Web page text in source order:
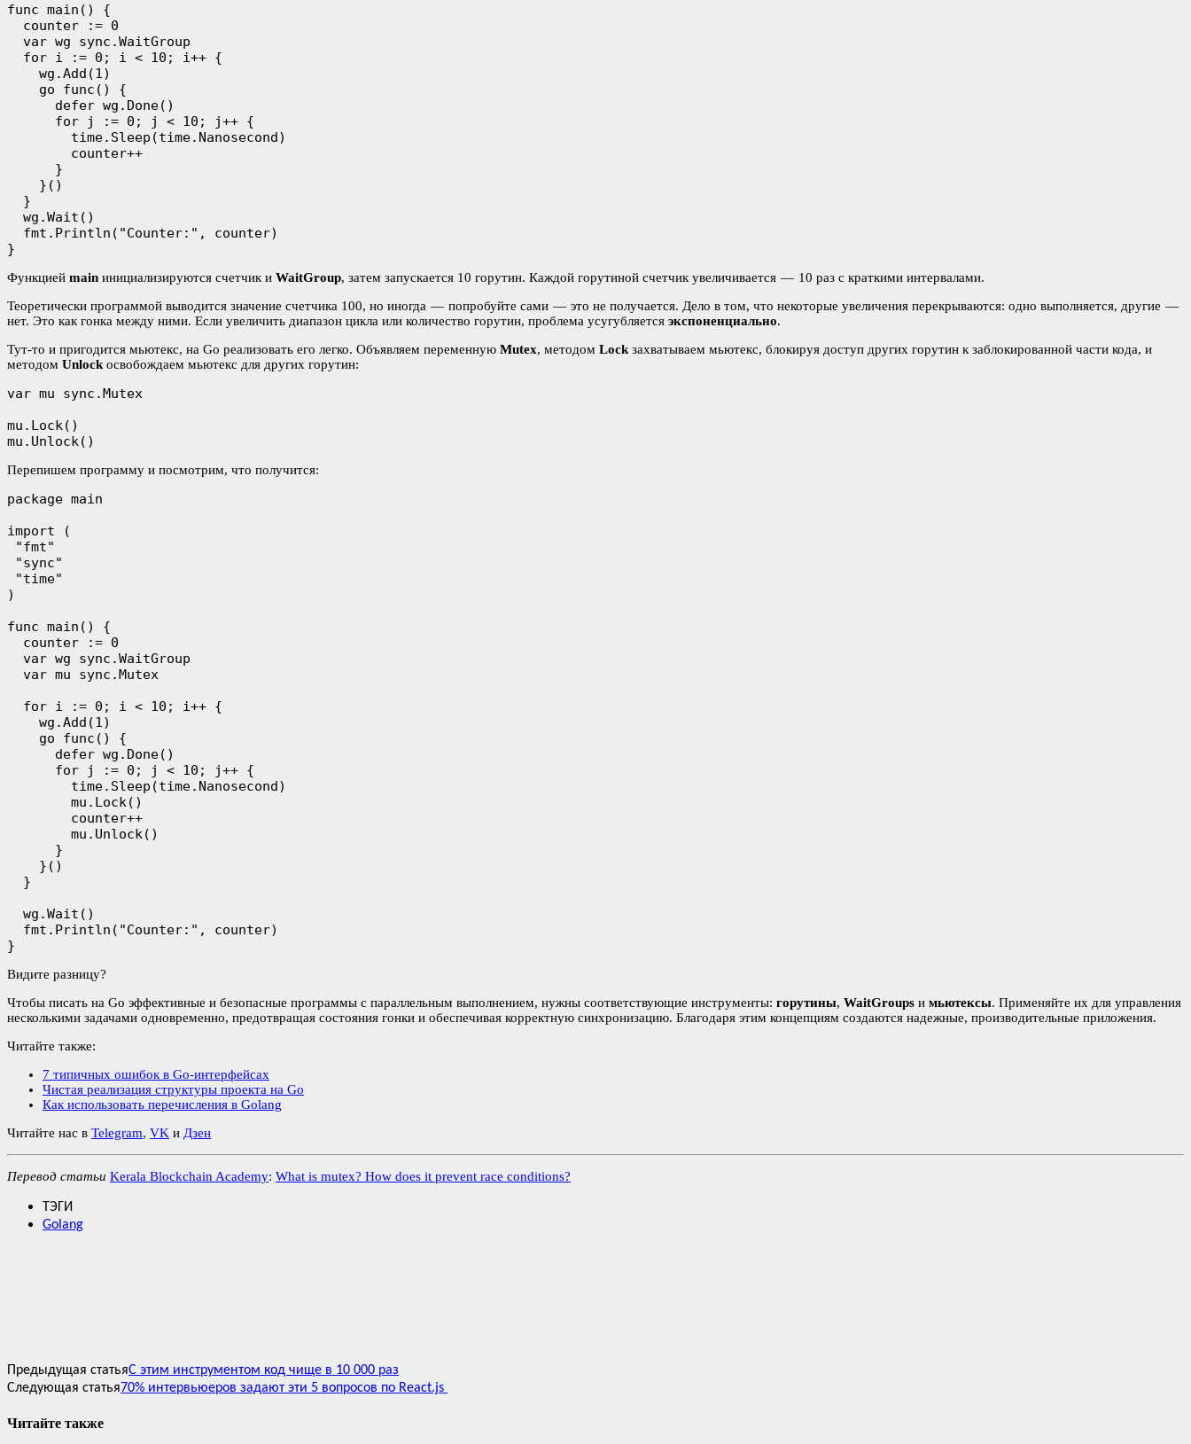
func main() {
  counter := 0
  var wg sync.WaitGroup
  for i := 0; i < 10; i++ {
    wg.Add(1)
    go func() {
      defer wg.Done()
      for j := 0; j < 10; j++ {
        time.Sleep(time.Nanosecond)
        counter++
      }
    }()
  }
  wg.Wait()
  fmt.Println("Counter:", counter)
}
Функцией main инициализируются счетчик и WaitGroup, затем запускается 10 горутин. Каждой горутиной счетчик увеличивается — 10 раз с краткими интервалами.
Теоретически программой выводится значение счетчика 100, но иногда — попробуйте сами — это не получается. Дело в том, что некоторые увеличения перекрываются: одно выполняется, другие —
нет. Это как гонка между ними. Если увеличить диапазон цикла или количество горутин, проблема усугубляется экспоненциально.
Тут-то и пригодится мьютекс, на Go реализовать его легко. Объявляем переменную Mutex, методом Lock захватываем мьютекс, блокируя доступ других горутин к заблокированной части кода, и
методом Unlock освобождаем мьютекс для других горутин:
var mu sync.Mutex
mu.Lock()
mu.Unlock()
Перепишем программу и посмотрим, что получится:
package main
import (
"fmt"
"sync"
"time"
)
func main() {
  counter := 0
  var wg sync.WaitGroup
  var mu sync.Mutex
  for i := 0; i < 10; i++ {
    wg.Add(1)
    go func() {
      defer wg.Done()
      for j := 0; j < 10; j++ {
        time.Sleep(time.Nanosecond)
        mu.Lock()
        counter++
        mu.Unlock()
      }
    }()
  }
  wg.Wait()
  fmt.Println("Counter:", counter)
}
Видите разницу?
Чтобы писать на Go эффективные и безопасные программы с параллельным выполнением, нужны соответствующие инструменты: горутины, WaitGroups и мьютексы. Применяйте их для управления
несколькими задачами одновременно, предотвращая состояния гонки и обеспечивая корректную синхронизацию. Благодаря этим концепциям создаются надежные, производительные приложения.
Читайте также:
7 типичных ошибок в Go-интерфейсах
Чистая реализация структуры проекта на Go
Как использовать перечисления в Golang
Читайте нас в Telegram, VK и Дзен
Перевод статьи Kerala Blockchain Academy: What is mutex? How does it prevent race conditions?
ТЭГИ
Golang
Предыдущая статьяС этим инструментом код чище в 10 000 раз
Следующая статья70% интервьюеров задают эти 5 вопросов по React.js
Читайте также